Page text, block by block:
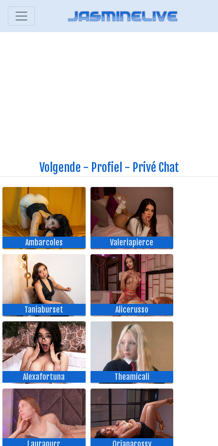
Volgende - Profiel - Privé Chat
Ambarcoles Valeriapierce
Taniaburset Alicerusso
Alexafortuna Theamicali